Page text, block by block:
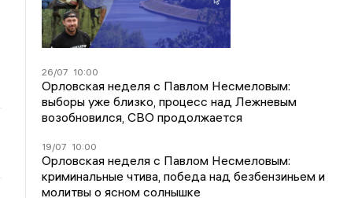
26/07 10:00
Орловская неделя с Павлом Несмеловым:
выборы уже близко, процесс над Лежневым
возобновился, СВО продолжается
19/07 10:00
Орловская неделя с Павлом Несмеловым:
криминальные чтива, победа над безбензиньем и
молитвы о ясном солнышке